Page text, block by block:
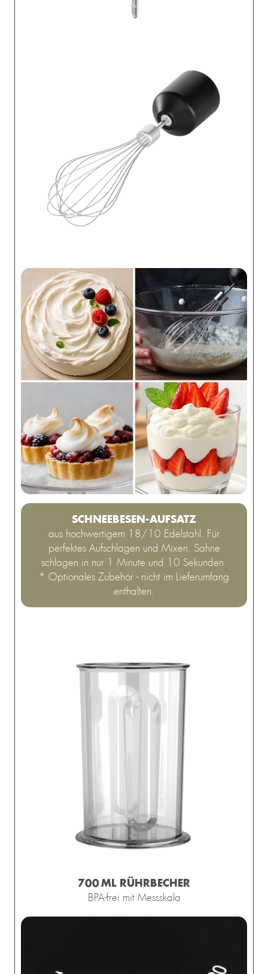
SCHNEEBESEN-AUFSATZ
aus hochwertigem 18/10 Edelstahl. Für
perfektes Aufschlagen und Mixen. Sahne
schlagen in nur 1 Minute und 10 Sekunden.
* Optionales Zubehör - nicht im Lieferumfang
enthalten.
700 ML RÜHRBECHER
BPA-frei mit Messskala